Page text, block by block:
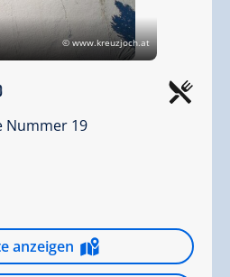
© www.kreuzjoch.at
Nummer 19
anzeigen